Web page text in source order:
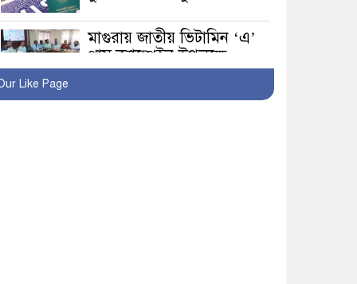
মাগুরায় জাতীয় ভিটামিন ‘এ’
প্লাস ক্যাম্পেইন উপলক্ষে
সাংবাদিক অবহিতকরণ
Like Page